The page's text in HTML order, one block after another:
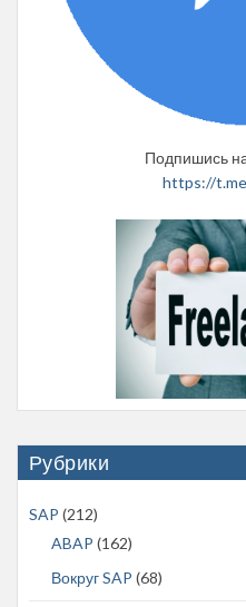
Подпишись
https://
Рубрики
SAP (212)
ABAP (162)
Вокруг SAP (68)